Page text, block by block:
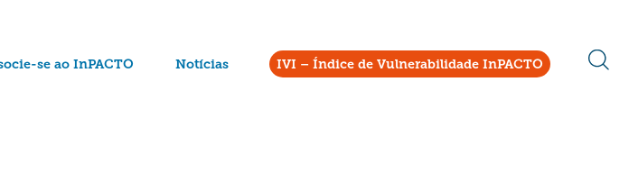
se ao InPACTO Notícias IVI – Índice de Vulnerabilidade InPACTO